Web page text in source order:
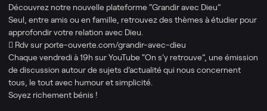
Découvrez notre nouvelle plateforme “Grandir avec Dieu”
Seul, entre amis ou en famille, retrouvez des thèmes à étudier pour
approfondir votre relation avec Dieu.
 Rdv sur porte-ouverte.com/grandir-avec-dieu
Chaque vendredi à 19h sur YouTube “On s’y retrouve”, une émission
de discussion autour de sujets d’actualité qui nous concernent
tous, le tout avec humour et simplicité.
Soyez richement bénis !